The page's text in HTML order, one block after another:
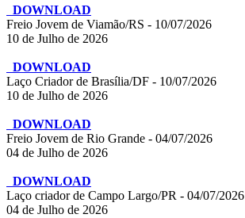
DOWNLOAD
Freio Jovem de Viamão/RS - 10/07/2026
10 de Julho de 2026
DOWNLOAD
Laço Criador de Brasília/DF - 10/07/2026
10 de Julho de 2026
DOWNLOAD
Freio Jovem de Rio Grande - 04/07/2026
04 de Julho de 2026
DOWNLOAD
Laço criador de Campo Largo/PR - 04/07/2026
04 de Julho de 2026